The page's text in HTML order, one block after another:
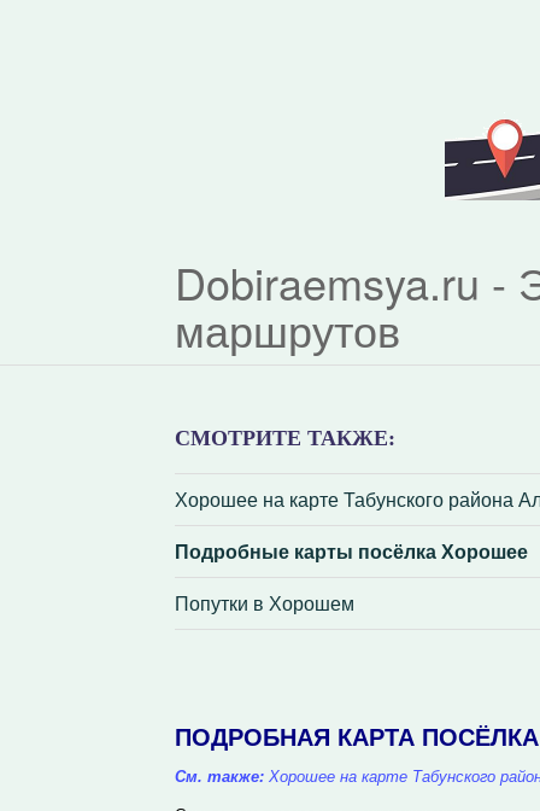
Dobiraemsya.ru -
маршрутов
СМОТРИТЕ ТАКЖЕ:
Хорошее на карте Табунского района
Подробные карты посёлка Хорошее
Попутки в Хорошем
ПОДРОБНАЯ КАРТА
См. также: Хорошее на карте Табунского